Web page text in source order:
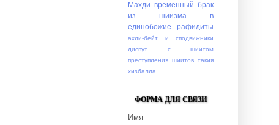
Махди временный брак
из шиизма в
единобожие
рафидиты
ахли-бейт и сподвижники
диспут с шиитом
преступления шиитов такия
хизбалла
ФОРМА ДЛЯ СВЯЗИ
Имя